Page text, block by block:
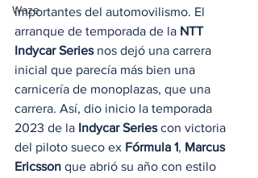
Waze
importantes del automovilismo. El
arranque de temporada de la NTT
Indycar Series nos dejó una carrera
inicial que parecía más bien una
carnicería de monoplazas, que una
carrera. Así, dio inicio la temporada
2023 de la Indycar Series con victoria
del piloto sueco ex Fórmula 1, Marcus
Ericsson que abrió su año con estilo